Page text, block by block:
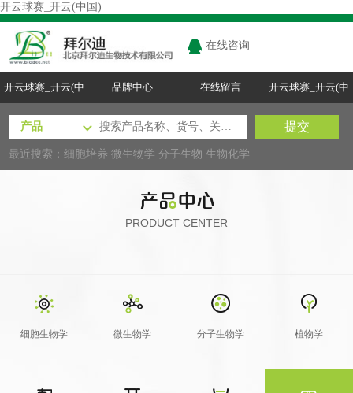
开云球赛_开云(中国)
在线咨询
开云球赛_开云(中
国)
品牌中心 在线留言 开云球赛_开云(中
国)
最近搜索：细胞培养 微生物学 分子生物 生物化学
PRODUCT CENTER
细胞生物学 微生物学 分子生物学 植物学